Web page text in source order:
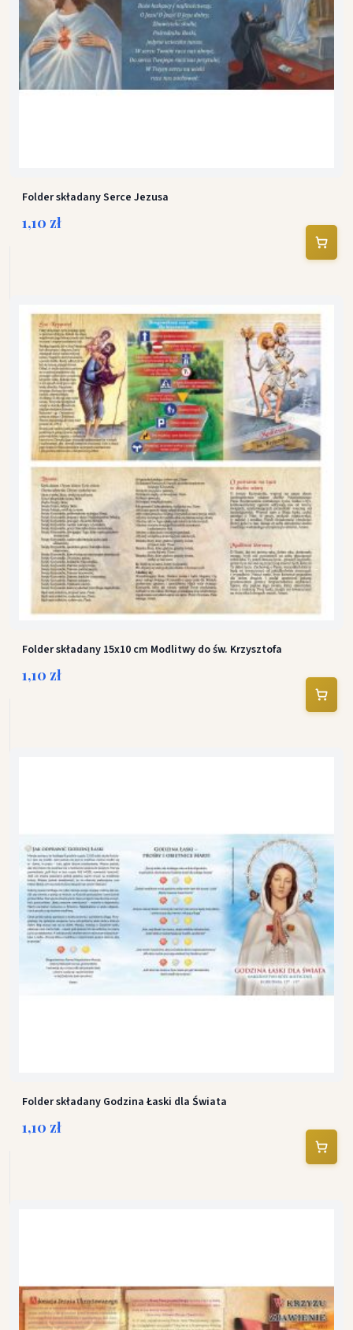
Folder składany Serce Jezusa
1,10 zł
Folder składany 15x10 cm Modlitwy do św. Krzysztofa
1,10 zł
Folder składany Godzina Łaski dla Świata
1,10 zł